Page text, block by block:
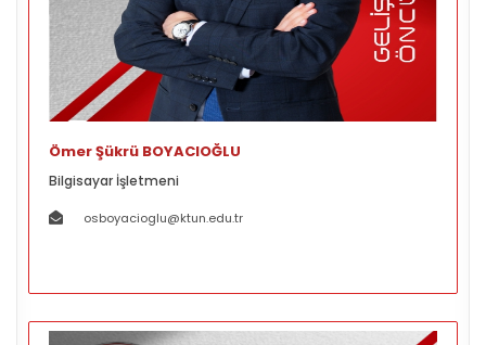
Ömer Şükrü BOYACIOĞLU
Bilgisayar İşletmeni
osboyacioglu@ktun.edu.tr